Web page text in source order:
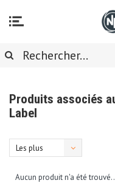
Produits associés
Label
Les plus
Aucun produit n'a été